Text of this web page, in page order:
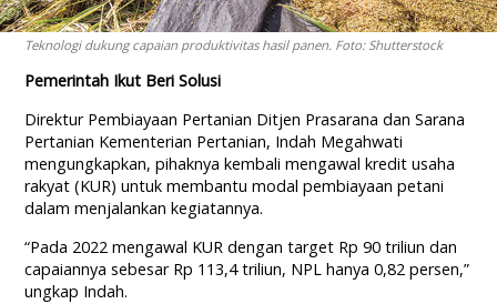
Teknologi dukung capaian produktivitas hasil panen. Foto: Shutterstock
Pemerintah Ikut Beri Solusi
Direktur Pembiayaan Pertanian Ditjen Prasarana dan Sarana
Pertanian Kementerian Pertanian, Indah Megahwati
mengungkapkan, pihaknya kembali mengawal kredit usaha
rakyat (KUR) untuk membantu modal pembiayaan petani
dalam menjalankan kegiatannya.
“Pada 2022 mengawal KUR dengan target Rp 90 triliun dan
capaiannya sebesar Rp 113,4 triliun, NPL hanya 0,82 persen,”
ungkap Indah.